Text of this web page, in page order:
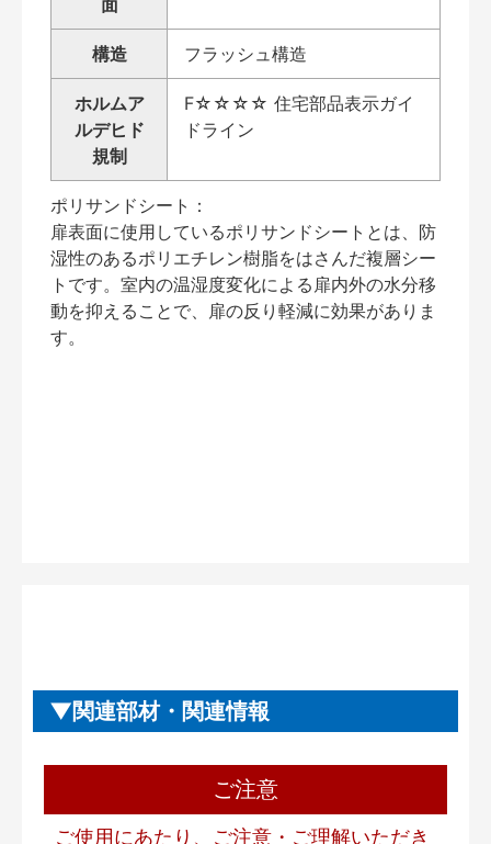
構造 フラッシュ構造
ホルムア
ルデヒド
規制
F☆☆☆☆ 住宅部品表示ガイ
ドライン
ポリサンドシート：
扉表面に使用しているポリサンドシートとは、防
湿性のあるポリエチレン樹脂をはさんだ複層シー
トです。室内の温湿度変化による扉内外の水分移
動を抑えることで、扉の反り軽減に効果がありま
す。
関連部材・関連情報
ご注意
ご使用にあたり、ご注意・ご理解いただき